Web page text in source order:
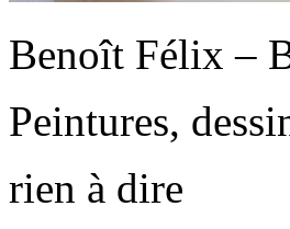
Benoît Félix –
Peintures,
rien à dire